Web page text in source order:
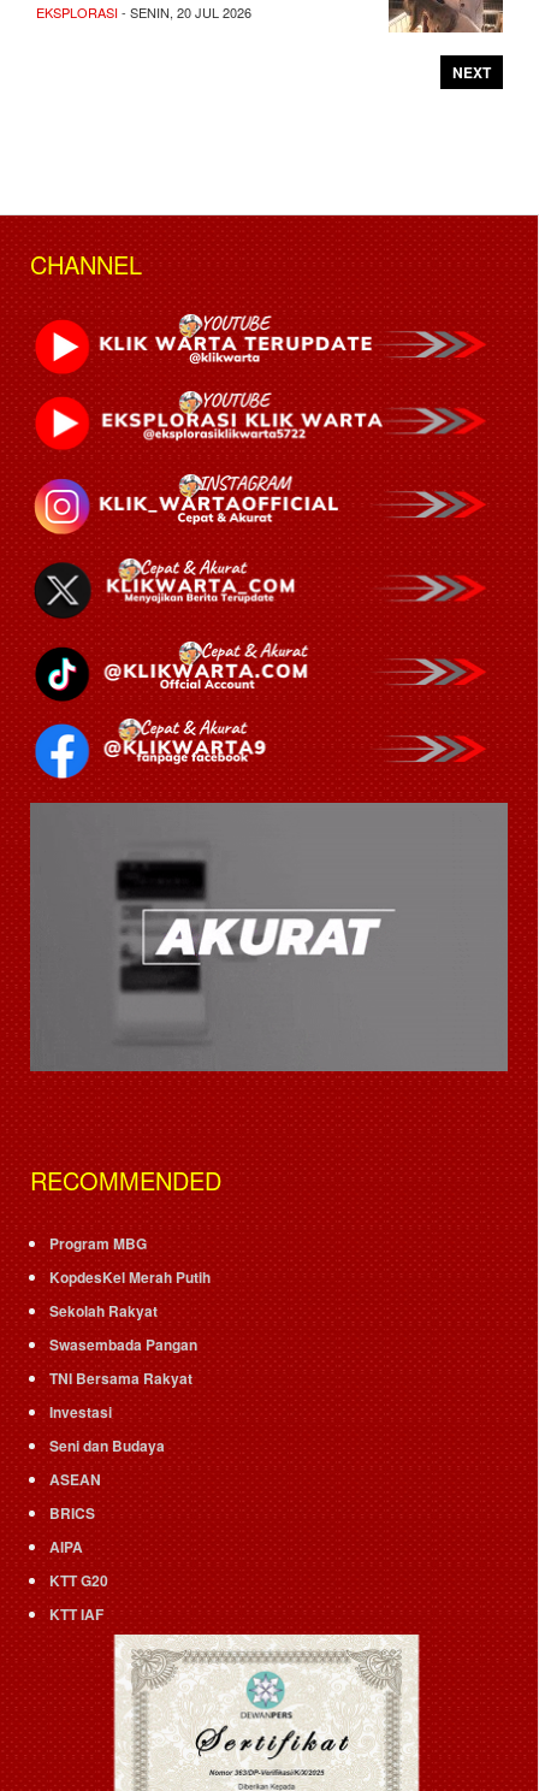
EKSPLORASI- SENIN, 20 JUL 2026
NEXT
CHANNEL
RECOMMENDED
Program MBG
KopdesKel Merah Putih
Sekolah Rakyat
Swasembada Pangan
TNI Bersama Rakyat
Investasi
Seni dan Budaya
ASEAN
BRICS
AIPA
KTT G20
KTT IAF